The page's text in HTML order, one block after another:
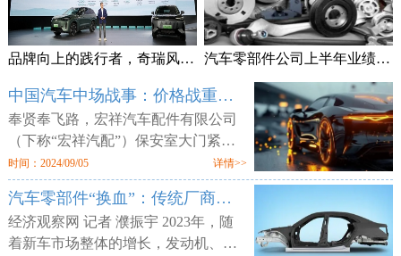
品牌向上的践行者，奇瑞风云T10上市售18.99万元起 汽车零部件公司上半年业绩频预喜 加速拓展海外市场
中国汽车中场战事：价格战重锤零部件供应商
奉贤奉飞路，宏祥汽车配件有限公司
（下称“宏祥汽配”）保安室大门紧
闭，但工厂大门却敞开，外人可以随
意进出。两层楼的厂区空空荡荡，所
有的产线、物料均已搬空，仅剩为数
时间：2024/09/05 详情>>
汽车零部件“换血”：传统厂商业绩平淡 增量部件厂商利润走高
经济观察网 记者 濮振宇 2023年，随
着新车市场整体的增长，发动机、轮